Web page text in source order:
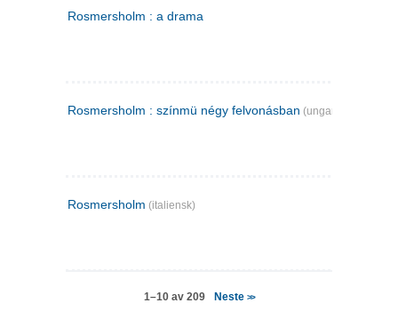
Rosmersholm : a drama
Rosmersholm : színmü négy felvonásban (ungarsk)
Rosmersholm (italiensk)
1–10 av 209 Neste >>